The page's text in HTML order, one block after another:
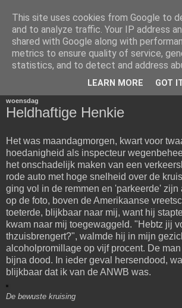
Het Woord van
Voor diegenen die van mijn mening en
woensdag
Heldhaftige Henkie
Het was maandagmorgen, kwart voor
hoedanigheid als inspecteur
het onschadelijk maken van een
rode auto met hoge snelheid over de
ging vol in de remmen en 'parkeerde' zijn
op de foto, boven de Amerikaanse
toeterde, blijkbaar naar mij, want hij
kwam naar mij toegewaggeld. "Hebtz jij
thzuisbrengert?", walmde hij in mijn
alcoholpromillage op vijf procent. De
bijna dood. In ieder geval hersendood,
blijkbaar dat ik van de ANWB was.
De bewuste kruising
This site uses cookies from Google to
and to analyze traffic. Your IP address
shared with Google along with
metrics to ensure quality of service,
statistics, and to detect and address
LEARN MORE GOT